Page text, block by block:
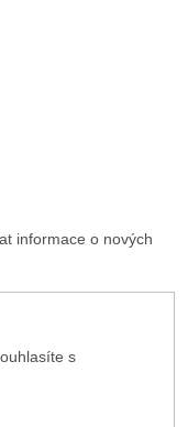
informace o nových
s